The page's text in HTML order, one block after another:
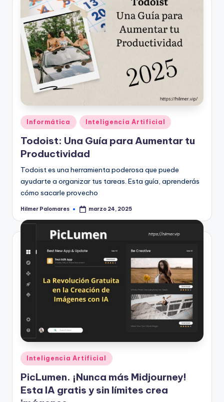
Publicado
en
Informática Inteligencia Artificial
Todoist: Una Guía para Aumentar tu
Productividad
Todoist es una herramienta poderosa que puede
ayudarte a organizar tus tareas. Esta guía, aprenderás
cómo sacarle provecho
Publicado
Hilmer Palomares marzo 24, 2025
Publicado
en
Inteligencia Artificial
PicLumen. ¡Nunca más Midjourney!
Esta IA gratis y sin límites crea